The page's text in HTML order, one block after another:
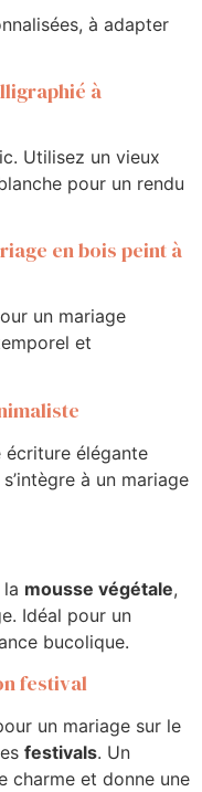
à adapter
à
Utilisez un vieux
pour un rendu
en bois peint à
un mariage
et
écriture élégante
à un mariage
mousse végétale,
Idéal pour un
bucolique.
festival
un mariage sur le
festivals. Un
charme et donne une